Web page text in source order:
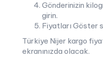
Gönderinizin
girin.
Fiyatları Göster
Türkiye Nijer kargo
ekranınızda olacak.